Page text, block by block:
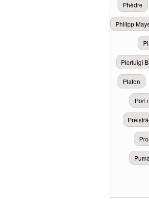
Phèdre
Philipp
Pierluigi
Platon
Port